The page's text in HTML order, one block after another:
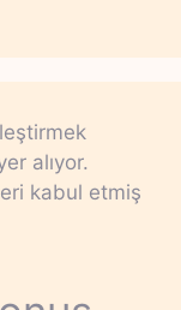
alıyor.
kabul etmiş